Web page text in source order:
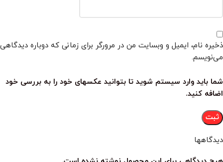
دیدگاهها
ذخیره نام، ایمیل و وبسایت من در مرورگر برای زمانی که دوباره دیدگاهی
می‌نویسم.
شما باید وارد سیستم شوید تا بتوانید عکسهای خود را به بررسی خود
اضافه کنید.